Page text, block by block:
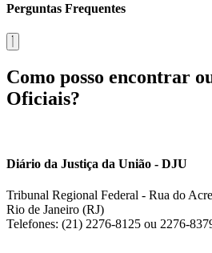
Perguntas Frequentes
Como posso encontrar
Oficiais?
Diário da Justiça da União - DJU
Tribunal Regional Federal - Rua do
Rio de Janeiro (RJ)
Telefones: (21) 2276-8125 ou 2276-